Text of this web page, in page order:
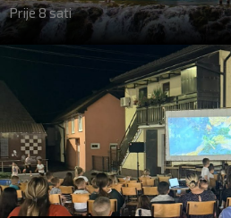
Prije 8 sati